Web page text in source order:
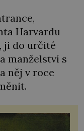
Harvardu
ji do určité
manželství s
něj v roce